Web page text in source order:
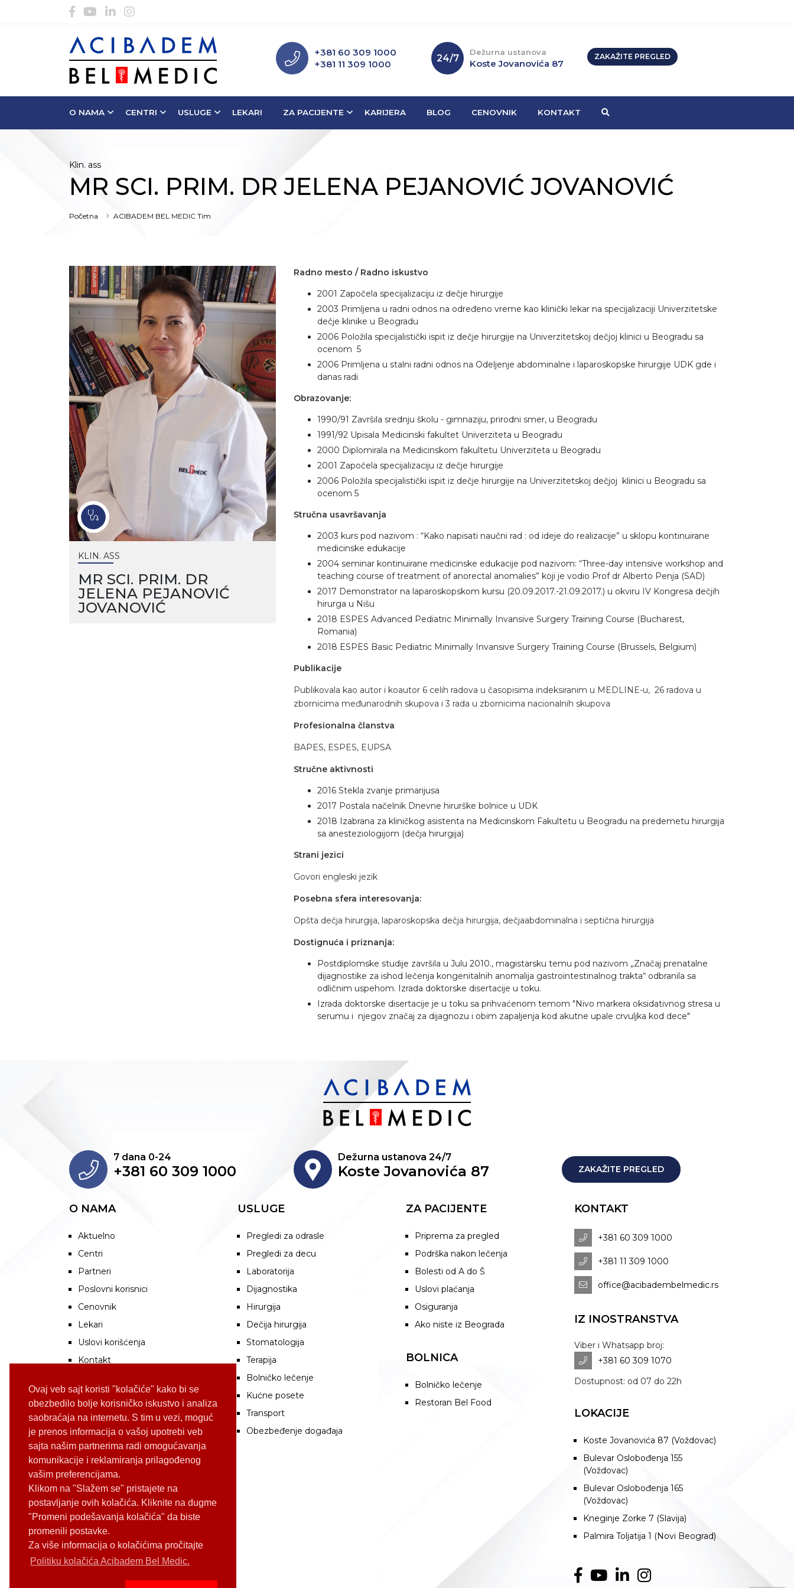
Ovaj veb sajt koristi "kolačiće" kako bi se
obezbedilo bolje korisničko iskustvo i analiza
saobraćaja na internetu. S tim u vezi, moguć
je prenos informacija o vašoj upotrebi veb
sajta našim partnerima radi omogućavanja
komunikacije i reklamiranja prilagođenog
vašim preferencijama.
Klikom na "Slažem se" pristajete na
postavljanje ovih kolačića. Kliknite na dugme
"Promeni podešavanja kolačića" da biste
promenili postavke.
Za više informacija o kolačićima pročitajte
Politiku kolačića Acibadem Bel Medic.
+381 60 309 1000
+381 11 309 1000
24/7
Dežurna ustanova
Koste Jovanovića 87
ZAKAŽITE PREGLED
O NAMA CENTRI USLUGE LEKARI ZA PACIJENTE KARIJERA BLOG CENOVNIK KONTAKT
Klin. ass
MR SCI. PRIM. DR JELENA PEJANOVIĆ JOVANOVIĆ
Početna ACIBADEM BEL MEDIC Tim
KLIN. ASS
MR SCI. PRIM. DR
JELENA PEJANOVIĆ
JOVANOVIĆ
Radno mesto / Radno iskustvo
2001 Započela specijalizaciju iz dečje hirurgije
2003 Primljena u radni odnos na određeno vreme kao klinički lekar na specijalizaciji Univerzitetske
dečje klinike u Beogradu
2006 Položila specijalistički ispit iz dečje hirurgije na Univerzitetskoj dečjoj klinici u Beogradu sa
ocenom 5
2006 Primljena u stalni radni odnos na Odeljenje abdominalne i laparoskopske hirurgije UDK gde i
danas radi
Obrazovanje:
1990/91 Završila srednju školu - gimnaziju, prirodni smer, u Beogradu
1991/92 Upisala Medicinski fakultet Univerziteta u Beogradu
2000 Diplomirala na Medicinskom fakultetu Univerziteta u Beogradu
2001 Započela specijalizaciju iz dečje hirurgije
2006 Položila specijalistički ispit iz dečje hirurgije na Univerzitetskoj dečjoj klinici u Beogradu sa
ocenom 5
Stručna usavršavanja
2003 kurs pod nazivom : “Kako napisati naučni rad : od ideje do realizacije” u sklopu kontinuirane
medicinske edukacije
2004 seminar kontinuirane medicinske edukacije pod nazivom: “Three-day intensive workshop and
teaching course of treatment of anorectal anomalies” koji je vodio Prof dr Alberto Penja (SAD)
2017 Demonstrator na laparoskopskom kursu (20.09.2017.-21.09.2017.) u okviru IV Kongresa dečjih
hirurga u Nišu
2018 ESPES Advanced Pediatric Minimally Invansive Surgery Training Course (Bucharest,
Romania)
2018 ESPES Basic Pediatric Minimally Invansive Surgery Training Course (Brussels, Belgium)
Publikacije
Publikovala kao autor i koautor 6 celih radova u časopisima indeksiranim u MEDLINE-u, 26 radova u
zbornicima međunarodnih skupova i 3 rada u zbornicima nacionalnih skupova
Profesionalna članstva
BAPES, ESPES, EUPSA
Stručne aktivnosti
2016 Stekla zvanje primarijusa
2017 Postala načelnik Dnevne hirurške bolnice u UDK
2018 Izabrana za kliničkog asistenta na Medicinskom Fakultetu u Beogradu na predemetu hirurgija
sa anesteziologijom (dečja hirurgija)
Strani jezici
Govori engleski jezik
Posebna sfera interesovanja:
Opšta dečja hirurgija, laparoskopska dečja hirurgija, dečjaabdominalna i septična hirurgija
Dostignuća i priznanja:
Postdiplomske studije završila u Julu 2010., magistarsku temu pod nazivom „Značaj prenatalne
dijagnostike za ishod lečenja kongenitalnih anomalija gastrointestinalnog trakta“ odbranila sa
odličnim uspehom. Izrada doktorske disertacije u toku.
Izrada doktorske disertacije je u toku sa prihvaćenom temom "Nivo markera oksidativnog stresa u
serumu i njegov značaj za dijagnozu i obim zapaljenja kod akutne upale crvuljka kod dece"
7 dana 0-24
+381 60 309 1000
Dežurna ustanova 24/7
Koste Jovanovića 87 ZAKAŽITE PREGLED
O NAMA
Aktuelno
Centri
Partneri
Poslovni korisnici
Cenovnik
Lekari
Uslovi korišćenja
Kontakt
USLUGE
Pregledi za odrasle
Pregledi za decu
Laboratorija
Dijagnostika
Hirurgija
Dečija hirurgija
Stomatologija
Terapija
Bolničko lečenje
Kućne posete
Transport
Obezbeđenje događaja
ZA PACIJENTE
Priprema za pregled
Podrška nakon lečenja
Bolesti od A do Š
Uslovi plaćanja
Osiguranja
Ako niste iz Beograda
BOLNICA
Bolničko lečenje
Restoran Bel Food
KONTAKT
+381 60 309 1000
+381 11 309 1000
office@acibadembelmedic.rs
IZ INOSTRANSTVA
Viber i Whatsapp broj:
+381 60 309 1070
Dostupnost: od 07 do 22h
LOKACIJE
Koste Jovanovića 87 (Voždovac)
Bulevar Oslobođenja 155
(Voždovac)
Bulevar Oslobođenja 165
(Voždovac)
Kneginje Zorke 7 (Slavija)
Palmira Toljatija 1 (Novi Beograd)